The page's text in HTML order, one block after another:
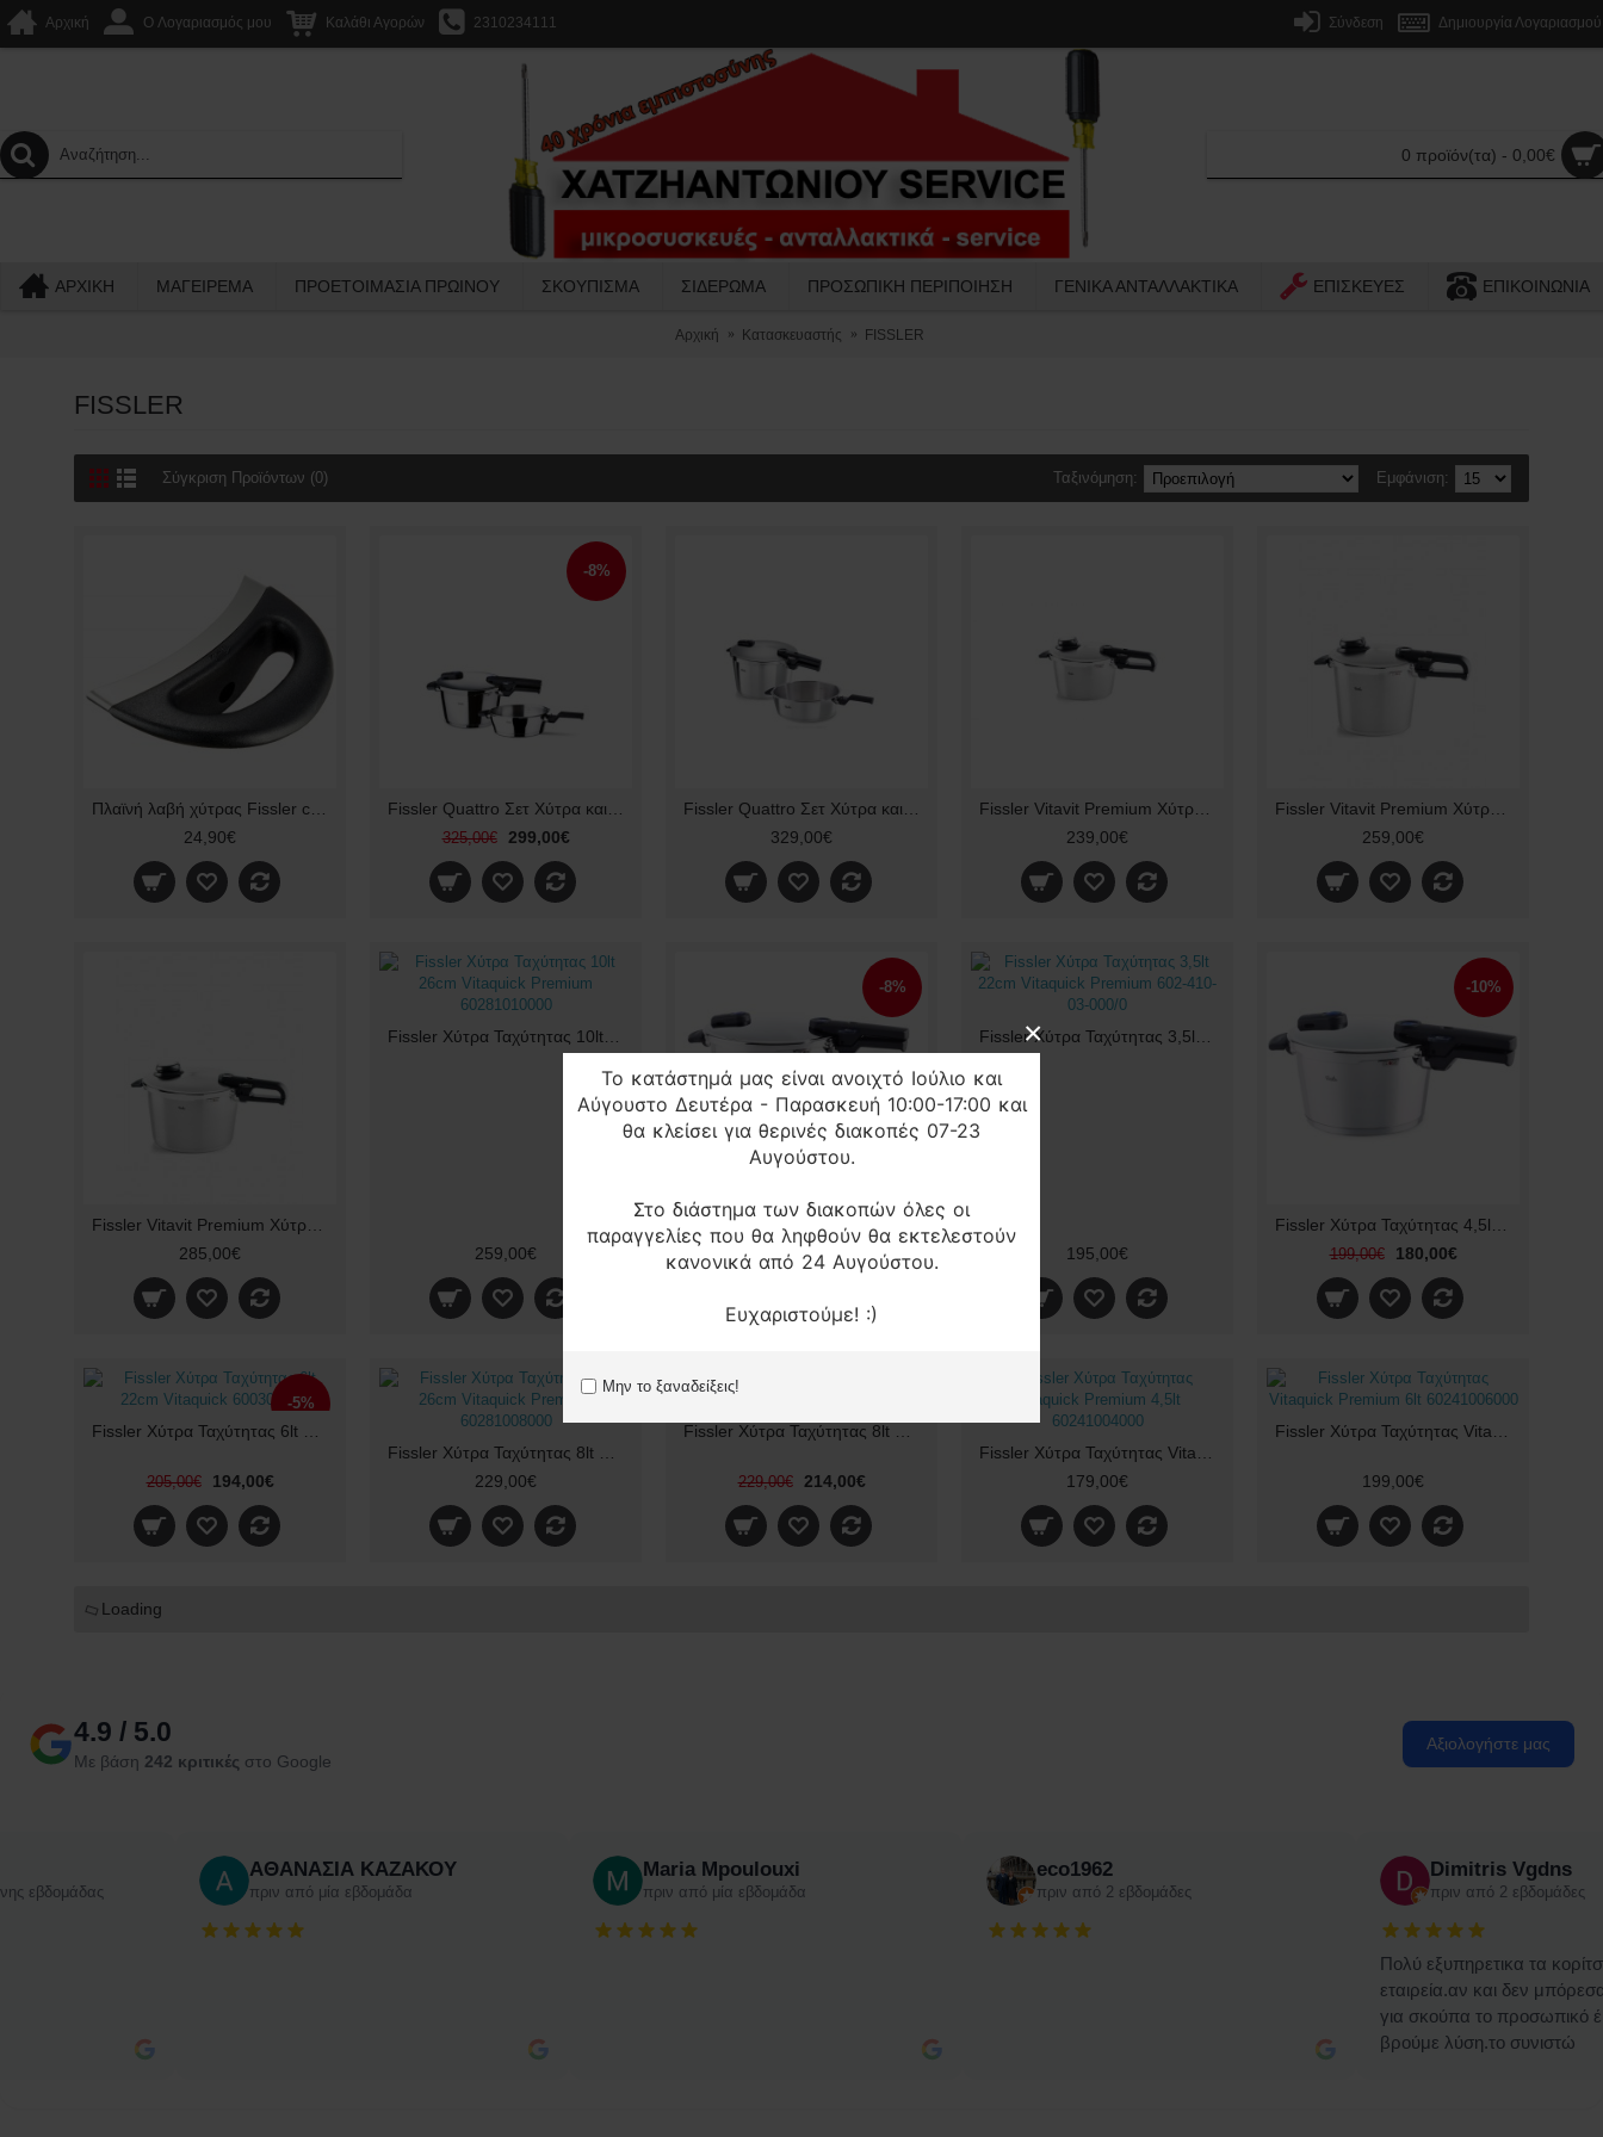
Το κατάστημά μας είναι ανοιχτό Ιούλιο και
Αύγουστο Δευτέρα - Παρασκευή 10:00-17:00 και
θα κλείσει για θερινές διακοπές 07-23
Αυγούστου.
Στο διάστημα των διακοπών όλες οι
παραγγελίες που θα ληφθούν θα εκτελεστούν
κανονικά από 24 Αυγούστου.
Ευχαριστούμε! :)
Μην το ξαναδείξεις!
×
Αρχική O Λογαριασμός μου Καλάθι Αγορών 2310234111 Σύνδεση Δημιουργία Λογαριασμού
0 προϊόν(τα) - 0,00€
ΑΡΧΙΚΉ ΜΑΓΕΙΡΕΜΑ ΠΡΟΕΤΟΙΜΑΣΙΑ ΠΡΩΙΝΟΥ ΣΚΟΥΠΙΣΜΑ ΣΙΔΕΡΩΜΑ ΠΡΟΣΩΠΙΚΗ ΠΕΡΙΠΟΙΗΣΗ ΓΕΝΙΚΑ ΑΝΤΑΛΛΑΚΤΙΚΑ ΕΠΙΣΚΕΥΕΣ ΕΠΙΚΟΙΝΩΝΙΑ
Αρχική Κατασκευαστής FISSLER
FISSLER
Σύγκριση Προϊόντων (0) Εμφάνιση:
Ταξινόμηση:
24,90€
-8%
325,00€ 299,00€
329,00€
239,00€
259,00€
285,00€
259,00€
-8%
269,00€ 248,00€ 195,00€
-10%
199,00€ 180,00€
-5%
205,00€ 194,00€
229,00€
229,00€ 214,00€
179,00€
199,00€
Loading
4.9 / 5.0
Με βάση 242 κριτικές στο Google
Αξιολογήστε μας
εβδομάδας
ΑΘΑΝΑΣΙΑ ΚΑΖΑΚΟΥ
πριν από μία εβδομάδα
Maria Mpoulouxi
πριν από μία εβδομάδα
eco1962
πριν από 2 εβδομάδες
Dimitris Vgdns
πριν από 2 εβδομάδες
Πολύ εξυπηρετικα τα
εταιρεία.αν και δεν
για σκούπα το προσωπικό
βρούμε λύση.το συνιστώ